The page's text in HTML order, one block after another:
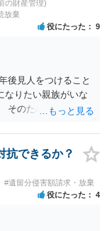
ります。 ③合意書等
る。 という流れで
認してもらうので
について 代理人弁
です。 問題ないと思
の財産管理)
放棄
役にたった 9
後見人をつけること
なりたい親族がいな
そのため、ご相談の
の処分等に関して、
、お祖母さんがお亡
否する方法はないか
でしたら、親族の意
れません。 後見人
をしてくる可能性
抗できるか？
#遺留分侵害額請求・放棄
役にたった 4